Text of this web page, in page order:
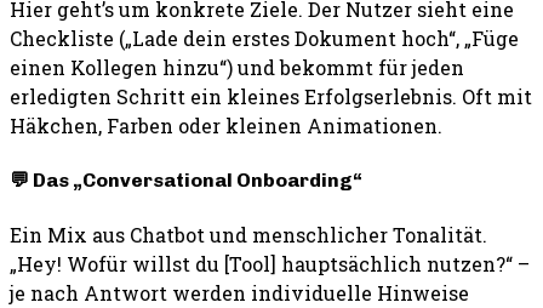
Hier geht’s um konkrete Ziele. Der Nutzer sieht eine
Checkliste („Lade dein erstes Dokument hoch“, „Füge
einen Kollegen hinzu“) und bekommt für jeden
erledigten Schritt ein kleines Erfolgserlebnis. Oft mit
Häkchen, Farben oder kleinen Animationen.
💬 Das „Conversational Onboarding“
Ein Mix aus Chatbot und menschlicher Tonalität.
„Hey! Wofür willst du [Tool] hauptsächlich nutzen?“ –
je nach Antwort werden individuelle Hinweise